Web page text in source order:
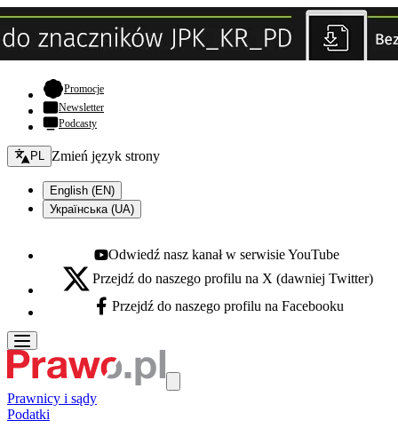
Promocje- otwiera się w nowej karcie
Newsletter
Podcasty
Zmień język - bieżący:
PL Zmień język strony
English (EN)
Українська (UA)
Youtube - otwiera się w nowej karcie
Odwiedź nasz kanał w serwisie YouTube
X - otwiera się w nowej karcie
Przejdź do naszego profilu na X (dawniej Twitter)
Facebook - otwiera się w nowej karcie
Przejdź do naszego profilu na Facebooku
Prawnicy i sądy
Podatki